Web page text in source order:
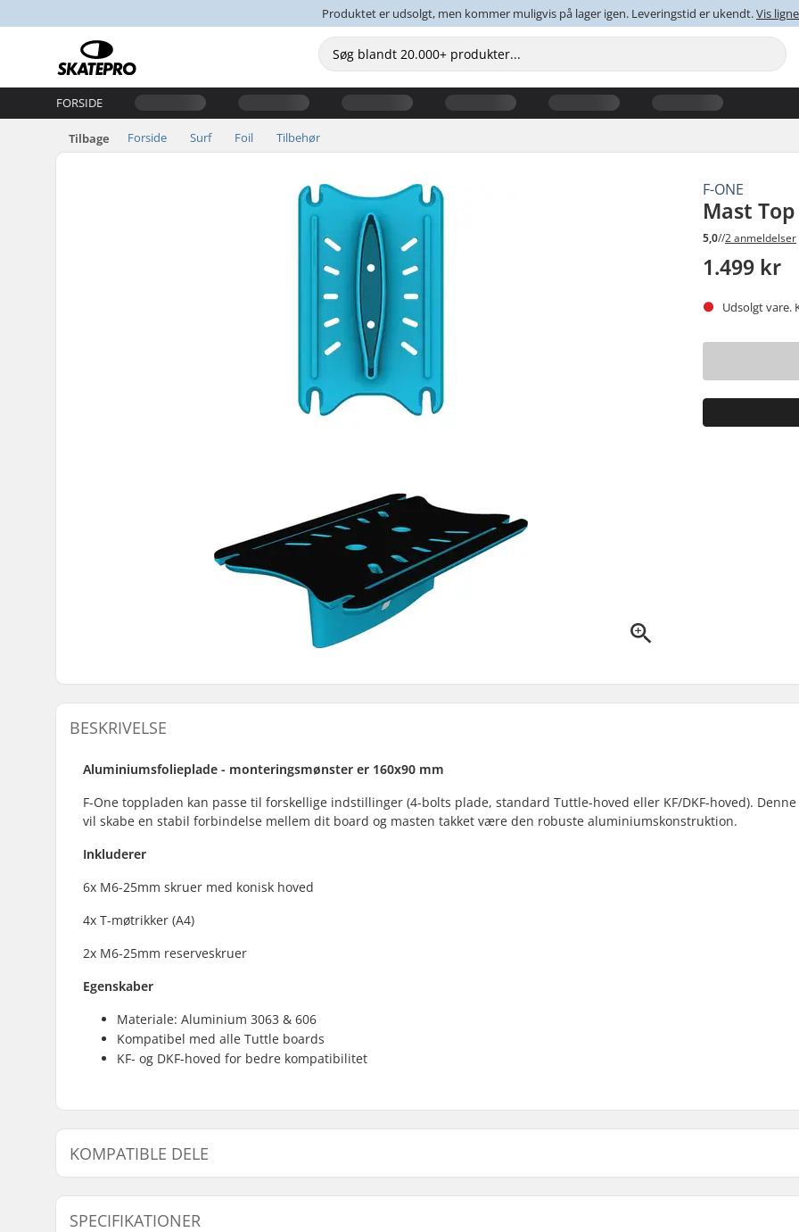
Produktet er udsolgt, men kommer muligvis på lager igen. Leveringstid er ukendt.Vis
FORSIDE
Tilbage Forside Surf Foil Tilbehør
F-ONE
Mast
5,0//2 anmeldelser
1.499 kr
Udsolgt vare.
BESKRIVELSE
Aluminiumsfolieplade - monteringsmønster er 160x90 mm
F-One toppladen kan passe til forskellige indstillinger (4-bolts plade, standard Tuttle-hoved eller KF/DKF-hoved).
vil skabe en stabil forbindelse mellem dit board og masten takket være den robuste aluminiumskonstruktion.
Inkluderer
6x M6-25mm skruer med konisk hoved
4x T-møtrikker (A4)
2x M6-25mm reserveskruer
Egenskaber
Materiale: Aluminium 3063 & 606
Kompatibel med alle Tuttle boards
KF- og DKF-hoved for bedre kompatibilitet
KOMPATIBLE DELE
Find produkter, som er kompatible med F-One Mast Top Foil 160x90mm Plate:
SPECIFIKATIONER